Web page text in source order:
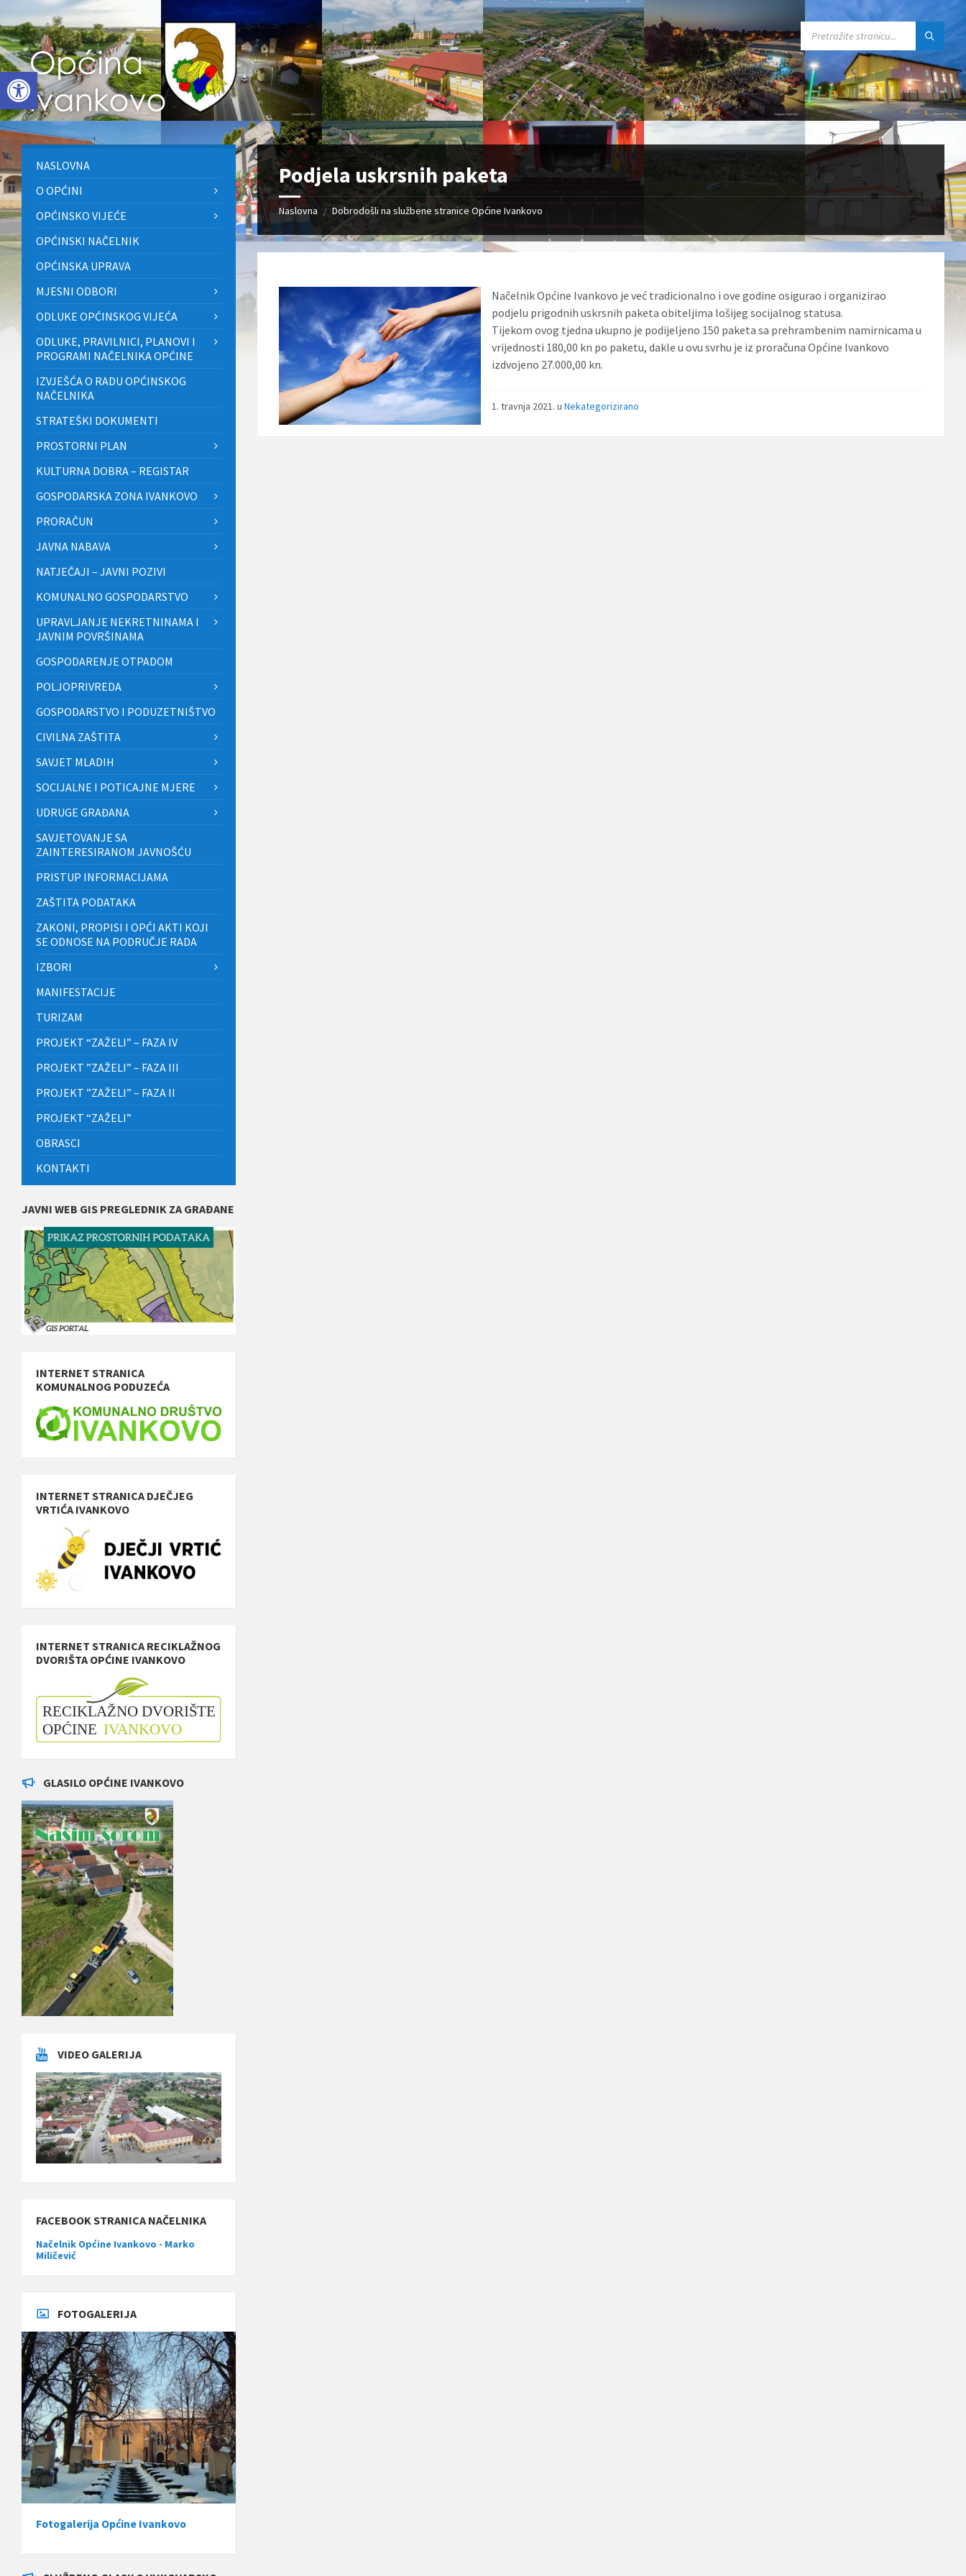
Open toolbar
to
content
to
left
sidebar
to
footer
Podjela uskrsnih paketa
Naslovna / Dobrodošli na službene stranice Općine Ivankovo
Načelnik Općine Ivankovo je već tradicionalno i ove godine osigurao i organizirao
podjelu prigodnih uskrsnih paketa obiteljima lošijeg socijalnog statusa.
Tijekom ovog tjedna ukupno je podijeljeno 150 paketa sa prehrambenim namirnicama u
vrijednosti 180,00 kn po paketu, dakle u ovu svrhu je iz proračuna Općine Ivankovo
izdvojeno 27.000,00 kn.
1. travnja 2021.uNekategorizirano
NASLOVNA
O OPĆINI
OPĆINSKO VIJEĆE
OPĆINSKI NAČELNIK
OPĆINSKA UPRAVA
MJESNI ODBORI
ODLUKE OPĆINSKOG VIJEĆA
ODLUKE, PRAVILNICI, PLANOVI I
PROGRAMI NAČELNIKA OPĆINE
IZVJEŠĆA O RADU OPĆINSKOG
NAČELNIKA
STRATEŠKI DOKUMENTI
PROSTORNI PLAN
KULTURNA DOBRA – REGISTAR
GOSPODARSKA ZONA IVANKOVO
PRORAČUN
JAVNA NABAVA
NATJEČAJI – JAVNI POZIVI
KOMUNALNO GOSPODARSTVO
UPRAVLJANJE NEKRETNINAMA I
JAVNIM POVRŠINAMA
GOSPODARENJE OTPADOM
POLJOPRIVREDA
GOSPODARSTVO I PODUZETNIŠTVO
CIVILNA ZAŠTITA
SAVJET MLADIH
SOCIJALNE I POTICAJNE MJERE
UDRUGE GRAĐANA
SAVJETOVANJE SA
ZAINTERESIRANOM JAVNOŠĆU
PRISTUP INFORMACIJAMA
ZAŠTITA PODATAKA
ZAKONI, PROPISI I OPĆI AKTI KOJI
SE ODNOSE NA PODRUČJE RADA
IZBORI
MANIFESTACIJE
TURIZAM
PROJEKT “ZAŽELI” – FAZA IV
PROJEKT ”ZAŽELI” – FAZA III
PROJEKT ”ZAŽELI” – FAZA II
PROJEKT “ZAŽELI”
OBRASCI
KONTAKTI
JAVNI WEB GIS PREGLEDNIK ZA GRAĐANE
INTERNET STRANICA
KOMUNALNOG PODUZEĆA
INTERNET STRANICA DJEČJEG
VRTIĆA IVANKOVO
INTERNET STRANICA RECIKLAŽNOG
DVORIŠTA OPĆINE IVANKOVO
GLASILO OPĆINE IVANKOVO
VIDEO GALERIJA
FACEBOOK STRANICA NAČELNIKA
Načelnik Općine Ivankovo - Marko
Miličević
FOTOGALERIJA
Fotogalerija Općine Ivankovo